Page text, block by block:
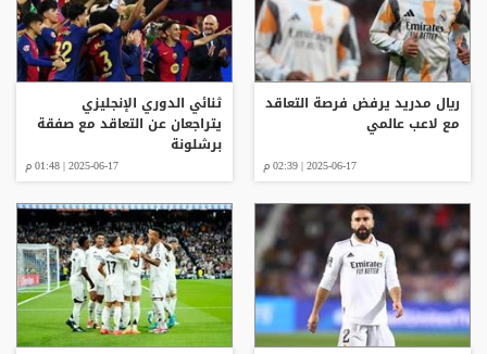
ريال مدريد يرفض فرصة التعاقد
مع لاعب عالمي
2025-06-17 | 02:39 م
ثنائي الدوري الإنجليزي
يتراجعان عن التعاقد مع صفقة
برشلونة
2025-06-17 | 01:48 م